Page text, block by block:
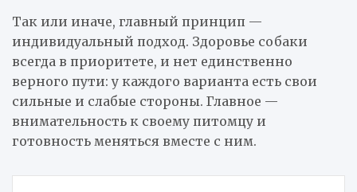
Так или иначе, главный принцип —
индивидуальный подход. Здоровье собаки
всегда в приоритете, и нет единственно
верного пути: у каждого варианта есть свои
сильные и слабые стороны. Главное —
внимательность к своему питомцу и
готовность меняться вместе с ним.